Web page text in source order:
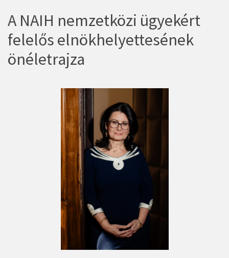
A NAIH nemzetközi ügyekért
felelős elnökhelyettesének
önéletrajza